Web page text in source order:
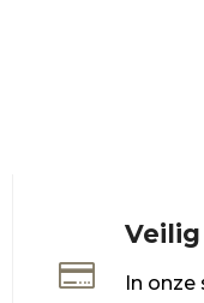

In